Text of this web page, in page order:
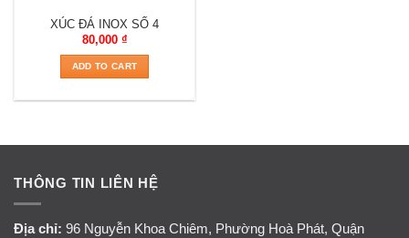
XÚC ĐÁ INOX SỐ 4
80,000 ₫
ADD TO CART
THÔNG TIN LIÊN HỆ
Địa chỉ: 96 Nguyễn Khoa Chiêm, Phường Hoà Phát, Quận